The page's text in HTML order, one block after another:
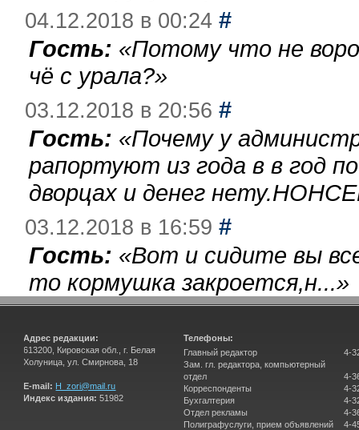
04.12.2018 в 00:24 #
Гость: «Потому что не
чё с урала?»
03.12.2018 в 20:56 #
Гость: «Почему у
рапортуют из года в в год
дворцах и денег
03.12.2018 в 16:59 #
Гость: «Вот и сидите вы
то кормушка закроется,н...»
Адрес редакции:
613200, Кировская обл., г. Белая
Холуница, ул. Смирнова, 18
E-mail: H_zori@mail.ru
Индекс издания: 51982
Телефоны:
Главный редактор
Зам. гл. редактора, компьютерный
отдел
Корреспонденты
Бухгалтерия
Отдел рекламы
Полиграфуслуги, прием объявлений
4-
4-
4-
4-
4-
4-